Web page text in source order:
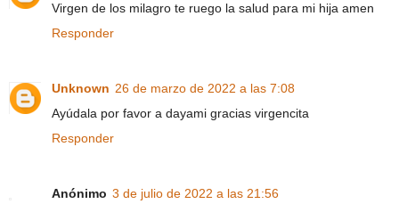
Virgen de los milagro te ruego la salud para mi hija amen
Responder
Unknown 26 de marzo de 2022 a las 7:08
Ayúdala por favor a dayami gracias virgencita
Responder
Anónimo 3 de julio de 2022 a las 21:56